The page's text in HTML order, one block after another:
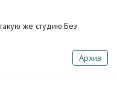
же студию.Без
Архив